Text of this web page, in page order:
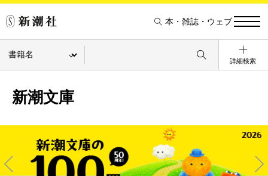
本・雑誌・ウェブ
詳細検索
新潮文庫